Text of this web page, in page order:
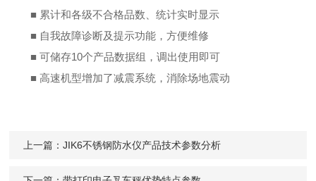
■ 累计和各级不合格品数、统计实时显示
■ 自我故障诊断及提示功能，方便维修
■可储存10个产品数据组，调出使用即可
■高速机型增加了减震系统，消除场地震动
上一篇：JIK6不锈钢防水仪产品技术参数分析